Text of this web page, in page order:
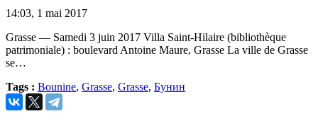
14:03, 1 mai 2017
Grasse — Samedi 3 juin 2017 Villa Saint-Hilaire (bibliothèque
patrimoniale) : boulevard Antoine Maure, Grasse La ville de Grasse
se…
Tags : Bounine, Grasse, Grasse, Бунин